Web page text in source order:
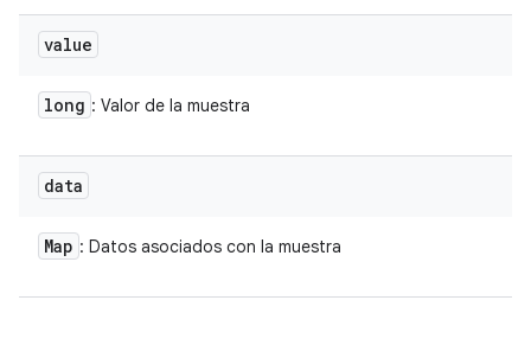
value
long : Valor de la muestra
data
Map : Datos asociados con la muestra